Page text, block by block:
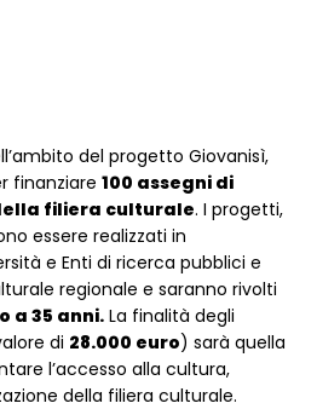
del progetto Giovanisì,
finanziare100 assegni di
filiera culturale. I progetti,
essere realizzati in
e Enti di ricerca pubblici e
regionale e saranno rivolti
a 35 anni.La finalità degli
di 28.000 euro) sarà quella
l’accesso alla cultura,
della filiera culturale.